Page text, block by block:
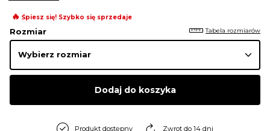
MARYNARKI
BLUZY
🔥 Śpiesz się! Szybko się sprzedaje
Rozmiar Tabela rozmiarów
Dodaj do koszyka
Produkt dostępny Zwrot do 14 dni